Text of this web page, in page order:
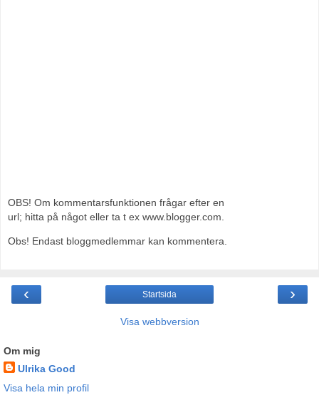
OBS! Om kommentarsfunktionen frågar efter en
url; hitta på något eller ta t ex www.blogger.com.
Obs! Endast bloggmedlemmar kan kommentera.
‹ ›
Startsida
Visa webbversion
Om mig
Ulrika Good
Visa hela min profil